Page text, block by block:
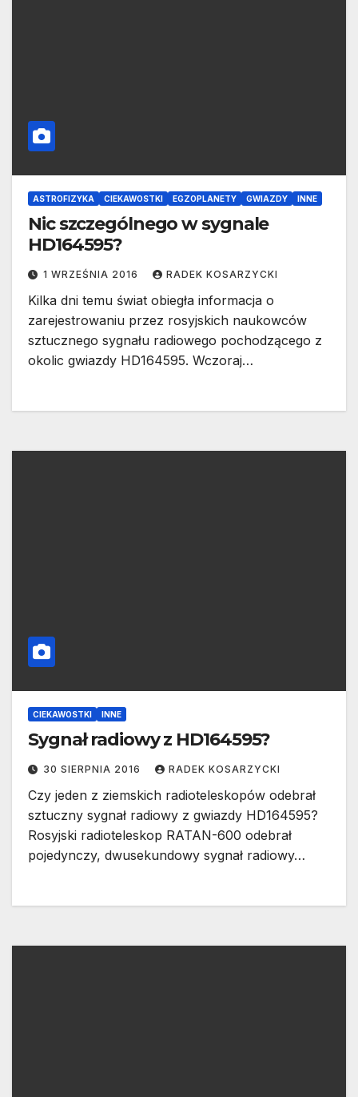
ASTROFIZYKA CIEKAWOSTKI EGZOPLANETY GWIAZDY INNE
Nic szczególnego w sygnale
HD164595?
1 WRZEŚNIA 2016 RADEK KOSARZYCKI
Kilka dni temu świat obiegła informacja o
zarejestrowaniu przez rosyjskich naukowców
sztucznego sygnału radiowego pochodzącego z
okolic gwiazdy HD164595. Wczoraj…
CIEKAWOSTKI INNE
Sygnał radiowy z HD164595?
30 SIERPNIA 2016 RADEK KOSARZYCKI
Czy jeden z ziemskich radioteleskopów odebrał
sztuczny sygnał radiowy z gwiazdy HD164595?
Rosyjski radioteleskop RATAN-600 odebrał
pojedynczy, dwusekundowy sygnał radiowy…